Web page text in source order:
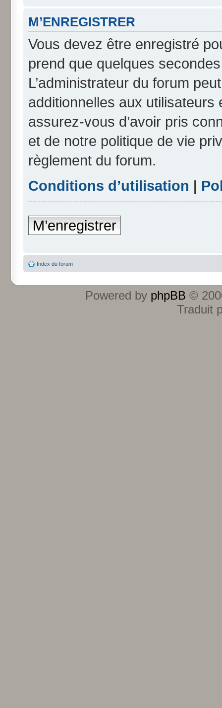
M’ENREGISTRER
Vous devez être enregistré
prend que quelques
L’administrateur du forum
additionnelles aux
assurez-vous d’avoir pris
et de notre politique de vie
règlement du forum.
Conditions d’utilisation |
M’enregistrer
Index du forum
Powered by phpBB ©
Traduit